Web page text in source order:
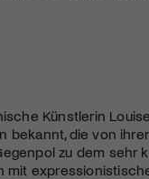
Künstlerin Louise
bekannt, die von
zu dem sehr
mit